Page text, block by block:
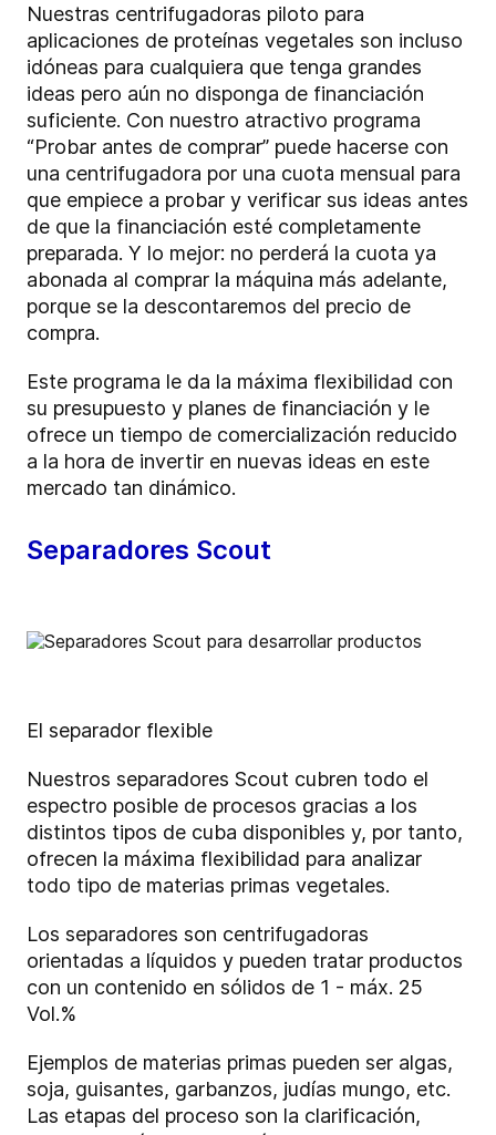
Nuestras centrifugadoras piloto para
aplicaciones de proteínas vegetales son incluso
idóneas para cualquiera que tenga grandes
ideas pero aún no disponga de financiación
suficiente. Con nuestro atractivo programa
“Probar antes de comprar” puede hacerse con
una centrifugadora por una cuota mensual para
que empiece a probar y verificar sus ideas antes
de que la financiación esté completamente
preparada. Y lo mejor: no perderá la cuota ya
abonada al comprar la máquina más adelante,
porque se la descontaremos del precio de
compra.
Este programa le da la máxima flexibilidad con
su presupuesto y planes de financiación y le
ofrece un tiempo de comercialización reducido
a la hora de invertir en nuevas ideas en este
mercado tan dinámico.
Separadores Scout
El separador flexible
Nuestros separadores Scout cubren todo el
espectro posible de procesos gracias a los
distintos tipos de cuba disponibles y, por tanto,
ofrecen la máxima flexibilidad para analizar
todo tipo de materias primas vegetales.
Los separadores son centrifugadoras
orientadas a líquidos y pueden tratar productos
con un contenido en sólidos de 1 - máx. 25
Vol.%
Ejemplos de materias primas pueden ser algas,
soja, guisantes, garbanzos, judías mungo, etc.
Las etapas del proceso son la clarificación,